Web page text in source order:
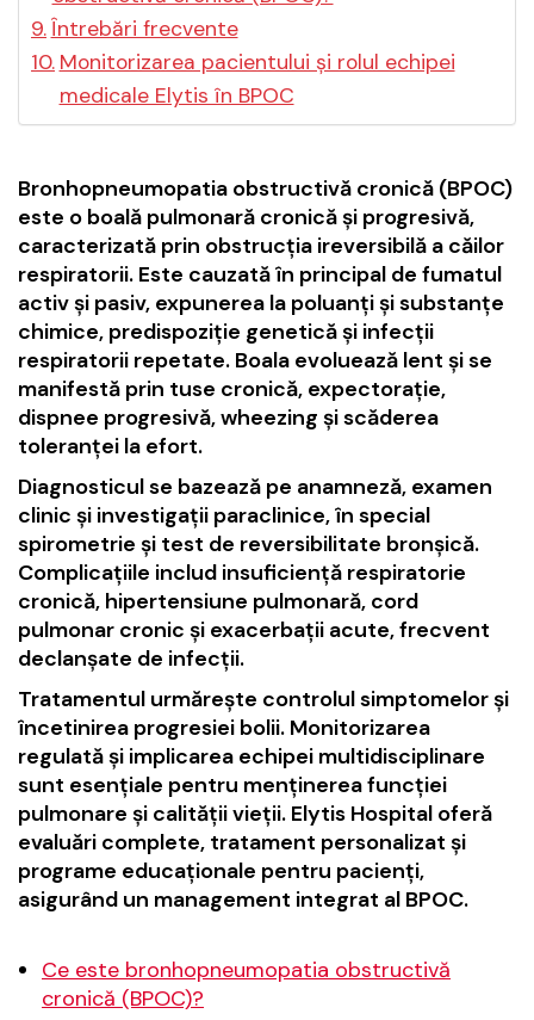
Întrebări frecvente
Monitorizarea pacientului și rolul echipei
medicale Elytis în BPOC
Bronhopneumopatia obstructivă cronică (BPOC)
este o boală pulmonară cronică și progresivă,
caracterizată prin obstrucția ireversibilă a căilor
respiratorii. Este cauzată în principal de fumatul
activ și pasiv, expunerea la poluanți și substanțe
chimice, predispoziție genetică și infecții
respiratorii repetate. Boala evoluează lent și se
manifestă prin tuse cronică, expectorație,
dispnee progresivă, wheezing și scăderea
toleranței la efort.
Diagnosticul se bazează pe anamneză, examen
clinic și investigații paraclinice, în special
spirometrie și test de reversibilitate bronșică.
Complicațiile includ insuficiență respiratorie
cronică, hipertensiune pulmonară, cord
pulmonar cronic și exacerbații acute, frecvent
declanșate de infecții.
Tratamentul urmărește controlul simptomelor și
încetinirea progresiei bolii. Monitorizarea
regulată și implicarea echipei multidisciplinare
sunt esențiale pentru menținerea funcției
pulmonare și calității vieții. Elytis Hospital oferă
evaluări complete, tratament personalizat și
programe educaționale pentru pacienți,
asigurând un management integrat al BPOC.
Ce este bronhopneumopatia obstructivă
cronică (BPOC)?